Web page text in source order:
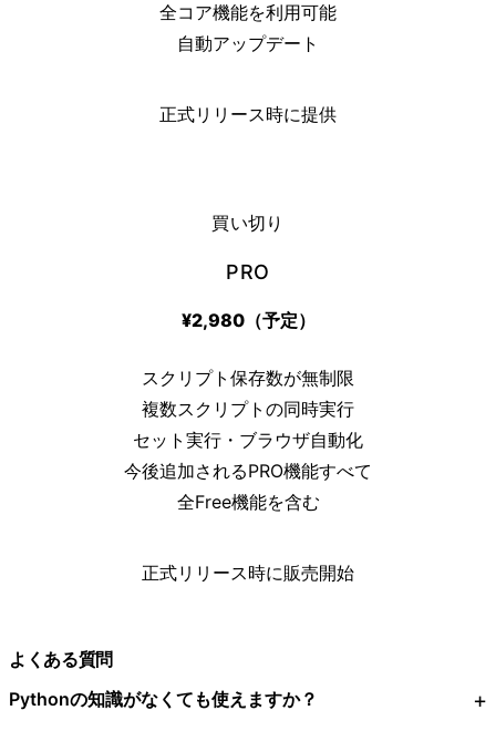
全コア機能を利用可能
自動アップデート
正式リリース時に提供
買い切り
PRO
¥2,980（予定）
スクリプト保存数が無制限
複数スクリプトの同時実行
セット実行・ブラウザ自動化
今後追加されるPRO機能すべて
全Free機能を含む
正式リリース時に販売開始
よくある質問
Pythonの知識がなくても使えますか？